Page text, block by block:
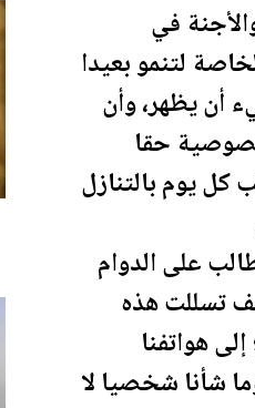
في
لتنمو بعيدا
أن يظهر، وأن
حقا
كل يوم بالتنازل
على الدوام
تسللت هذه
هواتفنا
شأنا شخصيا لا